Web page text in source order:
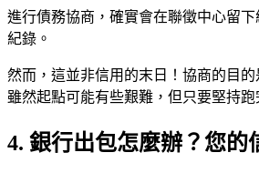
進行債務協商，確實會在聯徵中心留
紀錄。
然而，這並非信用的末日！協商的目
雖然起點可能有些艱難，但只要堅持
4. 銀行出包怎麼辦？您的